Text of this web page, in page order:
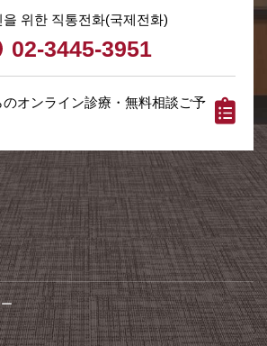
을 위한 직통전화(국제전화)
02-3445-3951
オンライン診療・無料相談ご予